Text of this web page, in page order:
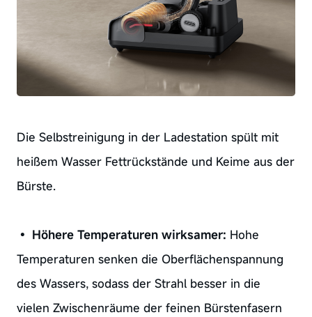
Die Selbstreinigung in der Ladestation spült mit
heißem Wasser Fettrückstände und Keime aus der
Bürste.
• Höhere Temperaturen wirksamer: Hohe
Temperaturen senken die Oberflächenspannung
des Wassers, sodass der Strahl besser in die
vielen Zwischenräume der feinen Bürstenfasern